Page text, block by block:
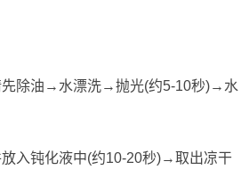
先除油→水漂洗→抛光(约5-10秒)→水
入钝化液中(约10-20秒)→取出凉干